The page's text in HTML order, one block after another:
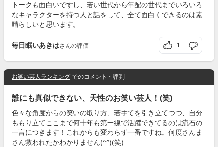
トークも面白いですし、若い世代から年配の世代までいろいろ
なキャラクターを持つ人と話をして、全て面白くできるのは素
晴らしいと思います。
毎日眠いあきはさんの評価 1
お笑い芸人ランキング でのコメント・評判
誰にも真似できない、天性のお笑い芸人！(笑)
色々な角度からの笑いの取り方、若手てを引き立てつつ、自分
ももり立てここまで何十年も第一線で活躍できてるのは流石の
一言につきます！これからも変わらず一番ですね。何度さんま
さん救われたかわかりません(^^)(笑)